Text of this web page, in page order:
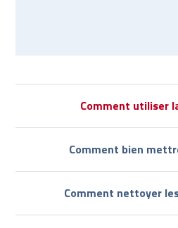
Comment utiliser
Comment bien
Comment nettoyer